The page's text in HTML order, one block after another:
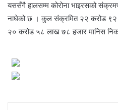
यससँगै हालसम्म कोरोना भाइरसको
नाघेको छ । कुल संक्रमित २२ करोड ९२
२० करोड ५८ लाख ७८ हजार मानिस